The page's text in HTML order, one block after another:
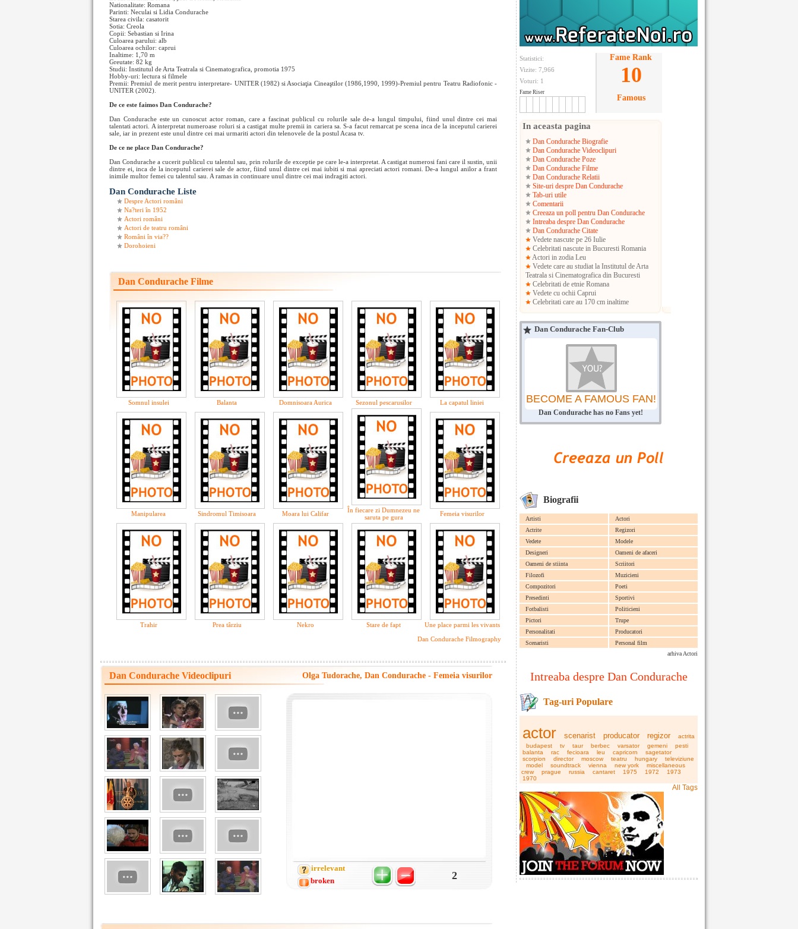
Statistici:
Vizite: 7,966
Voturi: 1
Fame Riser
Fame Rank
10
Famous
In aceasta pagina
Dan Condurache Biografie
Dan Condurache Videoclipuri
Dan Condurache Poze
Dan Condurache Filme
Dan Condurache Relatii
Site-uri despre Dan Condurache
Tab-uri utile
Comentarii
Creeaza un poll pentru Dan Condurache
Intreaba despre Dan Condurache
Dan Condurache Citate
Vedete nascute pe 26 Iulie
Celebritati nascute in Bucuresti Romania
Actori in zodia Leu
Vedete care au studiat la Institutul de Arta
Teatrala si Cinematografica din Bucuresti
Celebritati de etnie Romana
Vedete cu ochii Caprui
Celebritati care au 170 cm inaltime
Dan Condurache Fan-Club
BECOME A FAMOUS FAN!
Dan Condurache has no Fans yet!
Biografii
Artisti
Actori
Actrite
Regizori
Vedete
Modele
Designeri
Oameni de afaceri
Oameni de stiinta
Scriitori
Filozofi
Muzicieni
Compozitori
Poeti
Presedinti
Sportivi
Fotbalisti
Politicieni
Pictori
Trupe
Personalitati
Producatori
Scenaristi
Personal film
arhiva Actori
Intreaba despre Dan Condurache
Tag-uri Populare
actor scenarist producator regizor
actrita
budapest
tv taur berbec varsator gemeni
pesti
balanta
rac fecioara leu capricorn
sagetator
scorpion
director moscow teatru hungary
televiziune
model
soundtrack vienna new york
miscellaneous
crew
prague russia cantaret 1975 1972
1973
1970
All Tags
Nationalitate: Romana
Parinti: Neculai si Lidia Condurache
Starea civila: casatorit
Sotia: Creola
Copii: Sebastian si Irina
Culoarea parului: alb
Culoarea ochilor: caprui
Inaltime: 1,70 m
Greutate: 82 kg
Studii: Institutul de Arta Teatrala si Cinematografica, promotia 1975
Hobby-uri: lectura si filmele
Premii: Premiul de merit pentru interpretare- UNITER (1982) si Asociaţia Cineaştilor (1986,1990, 1999)-Premiul pentru Teatru Radiofonic -
UNITER (2002).
De ce este faimos Dan Condurache?
Dan Condurache este un cunoscut actor roman, care a fascinat publicul cu rolurile sale de-a lungul timpului, fiind unul dintre cei mai
talentati actori. A interpretat numeroase roluri si a castigat multe premii in cariera sa. S-a facut remarcat pe scena inca de la inceputul carierei
sale, iar in prezent este unul dintre cei mai urmariti actori din telenovele de la postul Acasa tv.
De ce ne place Dan Condurache?
Dan Condurache a cucerit publicul cu talentul sau, prin rolurile de exceptie pe care le-a interpretat. A castigat numerosi fani care il sustin, unii
dintre ei, inca de la inceputul carierei sale de actor, fiind unul dintre cei mai iubiti si mai apreciati actori romani. De-a lungul anilor a frant
inimile multor femei cu talentul sau. A ramas in continuare unul dintre cei mai indragiti actori.
Dan Condurache Liste
Despre Actori români
Na?teri în 1952
Actori români
Actori de teatru români
Români în via??
Dorohoieni
Dan Condurache Filme
Somnul insulei Balanta Domnisoara Aurica Sezonul pescarusilor La capatul liniei
Manipularea Sindromul Timisoara Moara lui Califar
În fiecare zi Dumnezeu ne
saruta pe gura
Femeia visurilor
Trahir Prea târziu Nekro Stare de fapt
Une place parmi les vivants
Dan Condurache Filmography
Dan Condurache Videoclipuri Olga Tudorache, Dan Condurache - Femeia visurilor
irrelevant
2
broken